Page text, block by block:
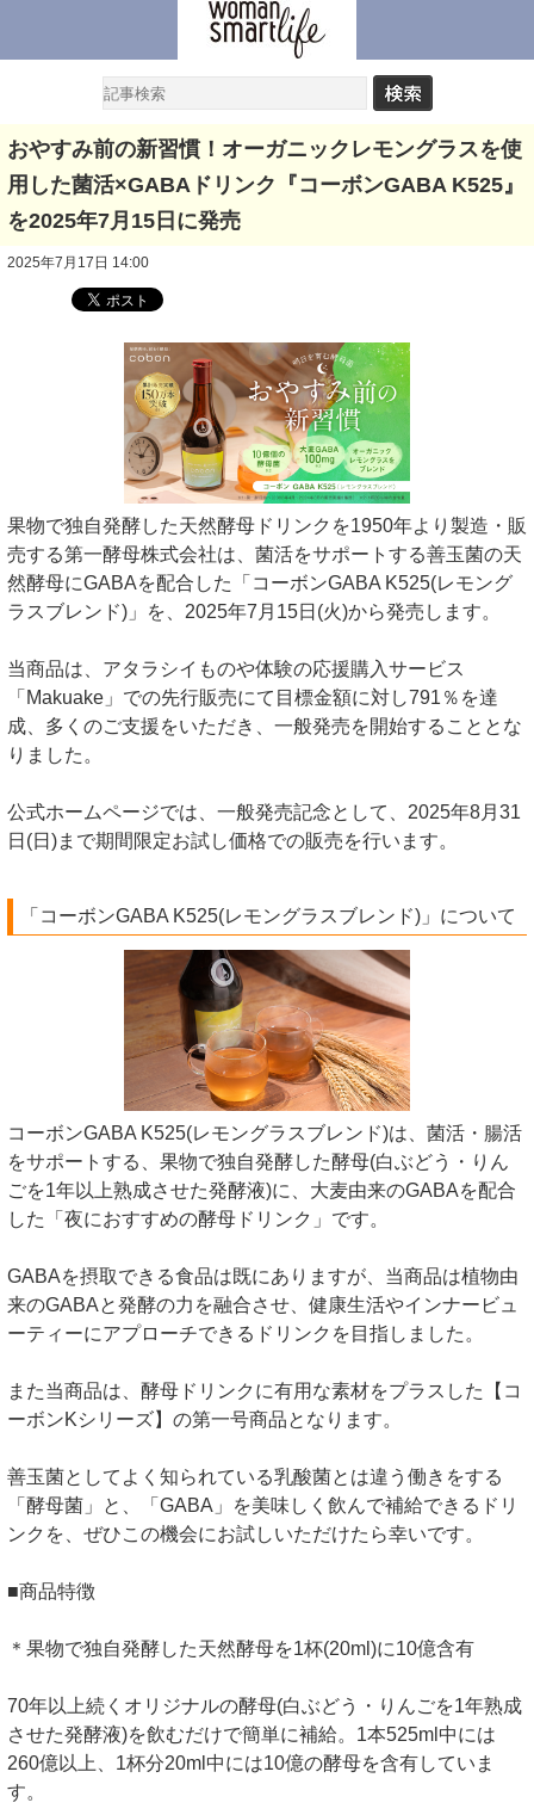
おやすみ前の新習慣！オーガニックレモングラスを使
用した菌活×GABAドリンク『コーボンGABA K525』
を2025年7月15日に発売
2025年7月17日 14:00
果物で独自発酵した天然酵母ドリンクを1950年より製造・販
売する第一酵母株式会社は、菌活をサポートする善玉菌の天
然酵母にGABAを配合した「コーボンGABA K525(レモング
ラスブレンド)」を、2025年7月15日(火)から発売します。
当商品は、アタラシイものや体験の応援購入サービス
「Makuake」での先行販売にて目標金額に対し791％を達
成、多くのご支援をいただき、一般発売を開始することとな
りました。
公式ホームページでは、一般発売記念として、2025年8月31
日(日)まで期間限定お試し価格での販売を行います。
「コーボンGABA K525(レモングラスブレンド)」について
コーボンGABA K525(レモングラスブレンド)は、菌活・腸活
をサポートする、果物で独自発酵した酵母(白ぶどう・りん
ごを1年以上熟成させた発酵液)に、大麦由来のGABAを配合
した「夜におすすめの酵母ドリンク」です。
GABAを摂取できる食品は既にありますが、当商品は植物由
来のGABAと発酵の力を融合させ、健康生活やインナービュ
ーティーにアプローチできるドリンクを目指しました。
また当商品は、酵母ドリンクに有用な素材をプラスした【コ
ーボンKシリーズ】の第一号商品となります。
善玉菌としてよく知られている乳酸菌とは違う働きをする
「酵母菌」と、「GABA」を美味しく飲んで補給できるドリ
ンクを、ぜひこの機会にお試しいただけたら幸いです。
■商品特徴
＊果物で独自発酵した天然酵母を1杯(20ml)に10億含有
70年以上続くオリジナルの酵母(白ぶどう・りんごを1年熟成
させた発酵液)を飲むだけで簡単に補給。1本525ml中には
260億以上、1杯分20ml中には10億の酵母を含有していま
す。